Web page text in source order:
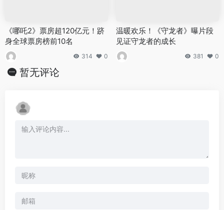
《哪吒2》票房超120亿元！跻
身全球票房榜前10名
314 0
温暖欢乐！《守龙者》曝片段
见证守龙者的成长
381 0
暂无评论